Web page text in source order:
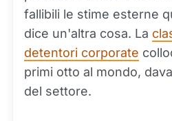
fallibili le stime esterne
dice un'altra cosa. La
detentori corporate
primi otto al mondo,
del settore.